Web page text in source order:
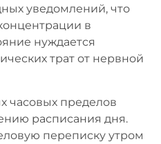
уведомлений, что
в
нуждается
трат от нервной
часовых пределов
расписания дня.
переписку утром